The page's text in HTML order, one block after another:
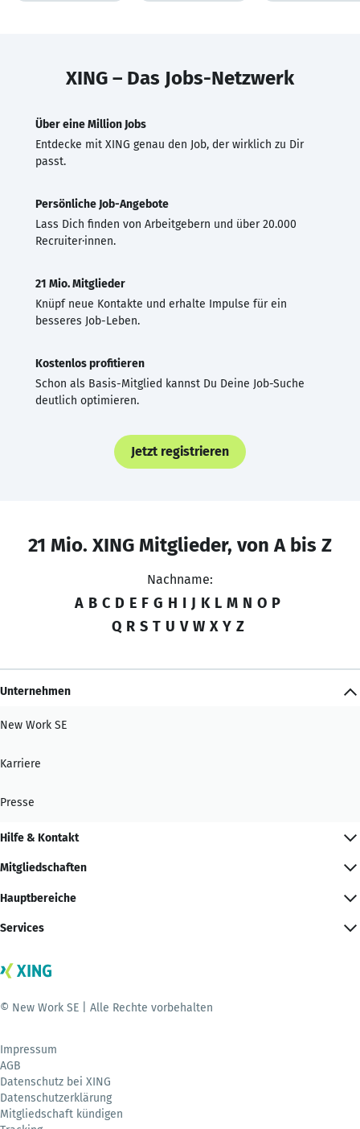
XING – Das Jobs-Netzwerk
Über eine Million Jobs
Entdecke mit XING genau den Job, der wirklich zu Dir
passt.
Persönliche Job-Angebote
Lass Dich finden von Arbeitgebern und über 20.000
Recruiter·innen.
21 Mio. Mitglieder
Knüpf neue Kontakte und erhalte Impulse für ein
besseres Job-Leben.
Kostenlos profitieren
Schon als Basis-Mitglied kannst Du Deine Job-Suche
deutlich optimieren.
Jetzt registrieren
21 Mio. XING Mitglieder, von A bis Z
Nachname:
A B C D E F G H I J K L M N O P
Q R S T U V W X Y Z
Unternehmen
New Work SE
Karriere
Presse
Hilfe & Kontakt
Mitgliedschaften
Hauptbereiche
Services
© New Work SE | Alle Rechte vorbehalten
Impressum
AGB
Datenschutz bei XING
Datenschutzerklärung
Mitgliedschaft kündigen